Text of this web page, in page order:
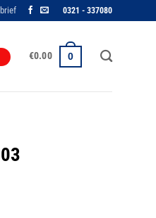
0321 - 337080
€0.00 0